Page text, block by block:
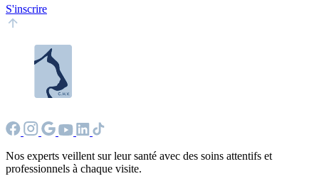
S'inscrire
Nos experts veillent sur leur santé avec des soins attentifs et
professionnels à chaque visite.